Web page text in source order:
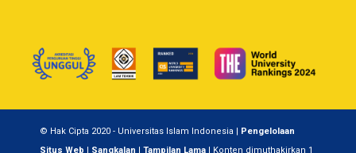
© Hak Cipta 2020 - Universitas Islam Indonesia |
Pengelolaan
Situs Web
Sangkalan Tampilan Lama | Konten dimuthakirkan 1